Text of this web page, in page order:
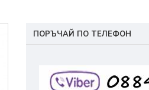
ПОРЪЧАЙ ПО ТЕЛЕФОН